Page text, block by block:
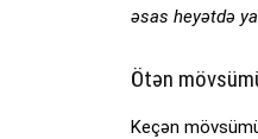
əsas heyətdə
Ötən
Keçən